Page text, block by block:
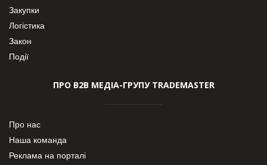
Закупки
Логістика
Закон
Події
ПРО В2В МЕДІА-ГРУПУ TRADEMASTER
Про нас
Наша команда
Реклама на порталі